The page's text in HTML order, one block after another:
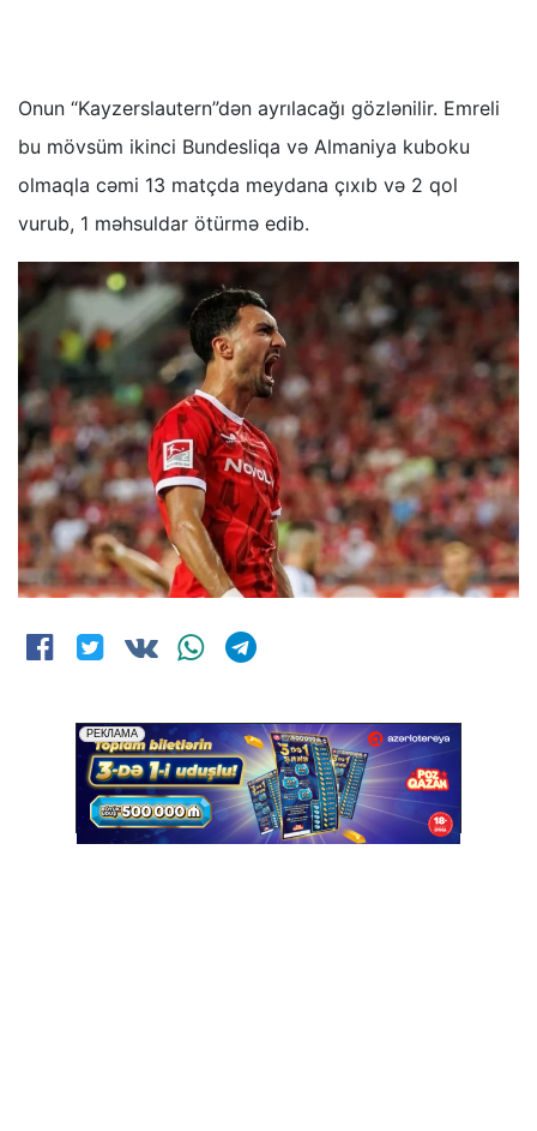
Onun “Kayzerslautern”dən ayrılacağı gözlənilir. Emreli
bu mövsüm ikinci Bundesliqa və Almaniya kuboku
olmaqla cəmi 13 matçda meydana çıxıb və 2 qol
vurub, 1 məhsuldar ötürmə edib.